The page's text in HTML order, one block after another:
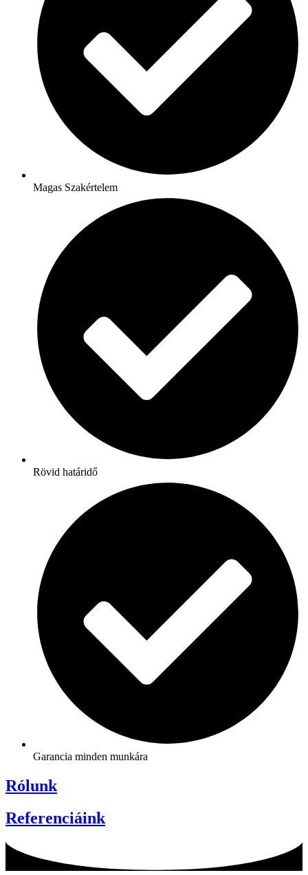
Magas Szakértelem
Rövid határidő
Garancia minden munkára
Rólunk
Referenciáink